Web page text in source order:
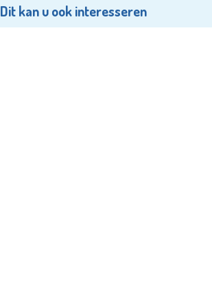
Dit kan u ook interesseren